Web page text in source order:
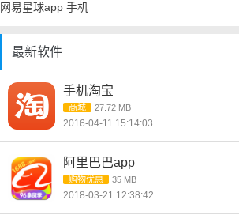
网易星球app 手机下载
最新软件
手机淘宝
商城 27.72 MB
2016-04-11 15:14:03
阿里巴巴app
购物优惠 35 MB
2018-03-21 12:38:42